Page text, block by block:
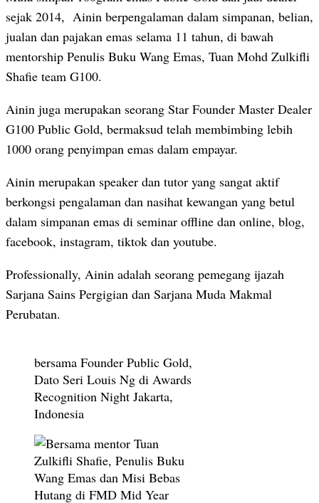
sejak 2014, Ainin berpengalaman dalam simpanan, belian,
jualan dan pajakan emas selama 11 tahun, di bawah
mentorship Penulis Buku Wang Emas, Tuan Mohd Zulkifli
Shafie team G100.
Ainin juga merupakan seorang Star Founder Master Dealer
G100 Public Gold, bermaksud telah membimbing lebih
1000 orang penyimpan emas dalam empayar.
Ainin merupakan speaker dan tutor yang sangat aktif
berkongsi pengalaman dan nasihat kewangan yang betul
dalam simpanan emas di seminar offline dan online, blog,
facebook, instagram, tiktok dan youtube.
Professionally, Ainin adalah seorang pemegang ijazah
Sarjana Sains Pergigian dan Sarjana Muda Makmal
Perubatan.
bersama Founder Public Gold,
Dato Seri Louis Ng di Awards
Recognition Night Jakarta,
Indonesia